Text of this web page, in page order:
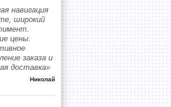
навигация
широкий
цены.
заказа и
доставка»
Николай